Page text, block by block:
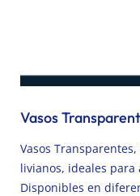
Vasos
Vasos
livianos, ideales
Disponibles en